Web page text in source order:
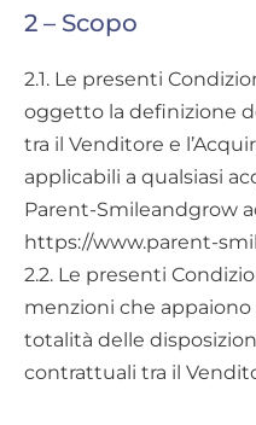
2 – Scopo
2.1. Le presenti
oggetto la definizione
tra il Venditore e
applicabili a qualsiasi
Parent-Smileandgrow
https://www.parent-
2.2. Le presenti
menzioni che
totalità delle
contrattuali tra il